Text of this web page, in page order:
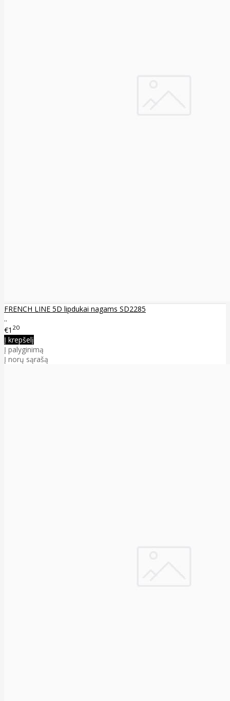
FRENCH LINE 5D lipdukai nagams SD2285
..
€1 20
Į krepšelį
Į palyginimą
Į norų sąrašą